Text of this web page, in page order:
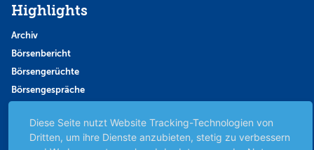
Highlights
Archiv
Börsenbericht
Börsengerüchte
Börsengespräche
Favoriten
Finanzpodcast
Diese Seite nutzt Website Tracking-Technologien von
Dritten, um ihre Dienste anzubieten, stetig zu verbessern